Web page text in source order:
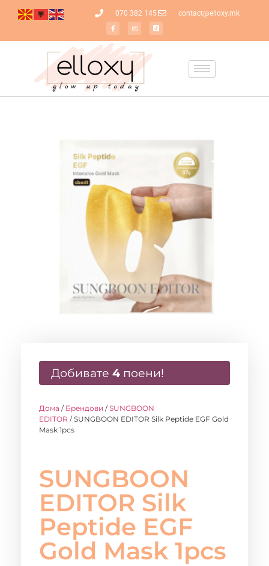
070 382 145 contact@elloxy.mk
Добивате 4 поени!
Дома / Брендови /SUNGBOON
EDITOR / SUNGBOON EDITOR Silk Peptide EGF Gold
Mask 1pcs
SUNGBOON
EDITOR Silk
Peptide EGF
Gold Mask 1pcs